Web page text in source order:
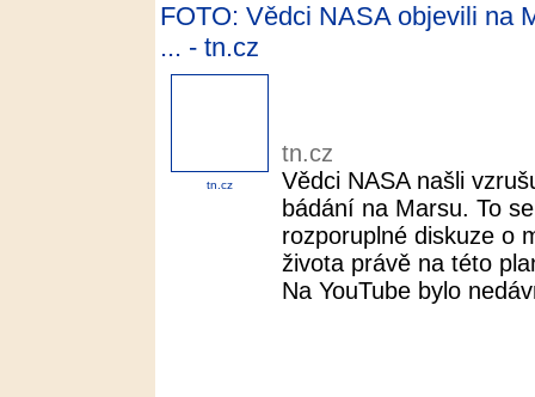
FOTO: Vědci NASA objevili na
... - tn.cz
tn.cz
tn.cz
Vědci NASA našli
bádání na Marsu. To
rozporuplné diskuze o
života právě na této
Na YouTube bylo